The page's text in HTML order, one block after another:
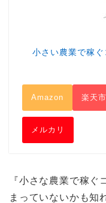
小さい農業で稼
Amazon 楽天
メルカリ
『小さな農業で稼ぐ
まっていないかも知